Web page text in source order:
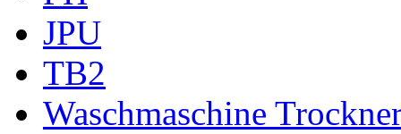
JPU
TB2
Waschmaschine